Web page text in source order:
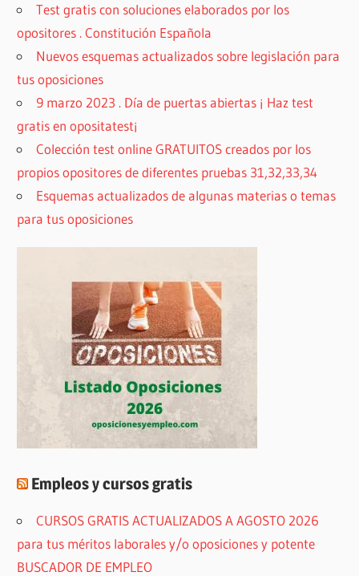
Test gratis con soluciones elaborados por los
opositores . Constitución Española
Nuevos esquemas actualizados sobre legislación para
tus oposiciones
9 marzo 2023 . Día de puertas abiertas ¡ Haz test
gratis en opositatest¡
Colección test online GRATUITOS creados por los
propios opositores de diferentes pruebas 31,32,33,34
Esquemas actualizados de algunas materias o temas
para tus oposiciones
Empleos y cursos gratis
CURSOS GRATIS ACTUALIZADOS A AGOSTO 2026
para tus méritos laborales y/o oposiciones y potente
BUSCADOR DE EMPLEO